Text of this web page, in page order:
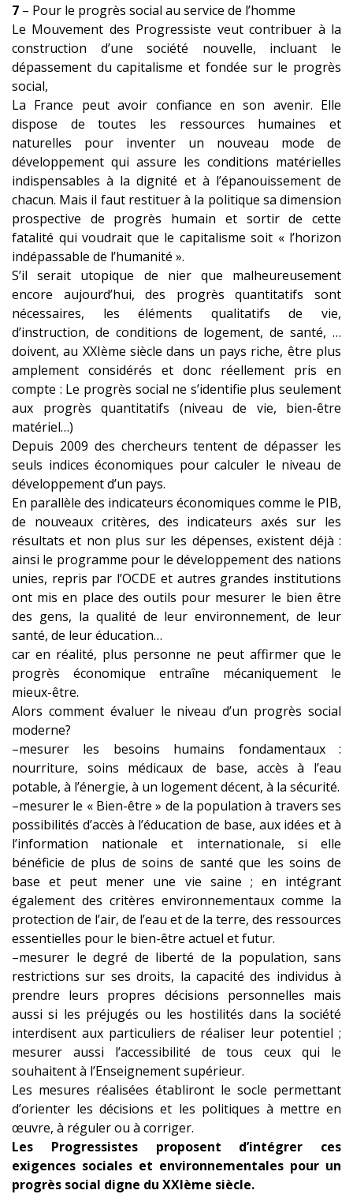
7 – Pour le progrès social au service de l’homme
Le Mouvement des Progressiste veut contribuer à la
construction d’une société nouvelle, incluant le
dépassement du capitalisme et fondée sur le progrès
social,
La France peut avoir confiance en son avenir. Elle
dispose de toutes les ressources humaines et
naturelles pour inventer un nouveau mode de
développement qui assure les conditions matérielles
indispensables à la dignité et à l’épanouissement de
chacun. Mais il faut restituer à la politique sa dimension
prospective de progrès humain et sortir de cette
fatalité qui voudrait que le capitalisme soit « l’horizon
indépassable de l’humanité ».
S’il serait utopique de nier que malheureusement
encore aujourd’hui, des progrès quantitatifs sont
nécessaires, les éléments qualitatifs de vie,
d’instruction, de conditions de logement, de santé, …
doivent, au XXIème siècle dans un pays riche, être plus
amplement considérés et donc réellement pris en
compte : Le progrès social ne s’identifie plus seulement
aux progrès quantitatifs (niveau de vie, bien-être
matériel…)
Depuis 2009 des chercheurs tentent de dépasser les
seuls indices économiques pour calculer le niveau de
développement d’un pays.
En parallèle des indicateurs économiques comme le PIB,
de nouveaux critères, des indicateurs axés sur les
résultats et non plus sur les dépenses, existent déjà :
ainsi le programme pour le développement des nations
unies, repris par l’OCDE et autres grandes institutions
ont mis en place des outils pour mesurer le bien être
des gens, la qualité de leur environnement, de leur
santé, de leur éducation…
car en réalité, plus personne ne peut affirmer que le
progrès économique entraîne mécaniquement le
mieux-être.
Alors comment évaluer le niveau d’un progrès social
moderne?
–mesurer les besoins humains fondamentaux :
nourriture, soins médicaux de base, accès à l’eau
potable, à l’énergie, à un logement décent, à la sécurité.
–mesurer le « Bien-être » de la population à travers ses
possibilités d’accès à l’éducation de base, aux idées et à
l’information nationale et internationale, si elle
bénéficie de plus de soins de santé que les soins de
base et peut mener une vie saine ; en intégrant
également des critères environnementaux comme la
protection de l’air, de l’eau et de la terre, des ressources
essentielles pour le bien-être actuel et futur.
–mesurer le degré de liberté de la population, sans
restrictions sur ses droits, la capacité des individus à
prendre leurs propres décisions personnelles mais
aussi si les préjugés ou les hostilités dans la société
interdisent aux particuliers de réaliser leur potentiel ;
mesurer aussi l’accessibilité de tous ceux qui le
souhaitent à l’Enseignement supérieur.
Les mesures réalisées établiront le socle permettant
d’orienter les décisions et les politiques à mettre en
œuvre, à réguler ou à corriger.
Les Progressistes proposent d’intégrer ces
exigences sociales et environnementales pour un
progrès social digne du XXIème siècle.